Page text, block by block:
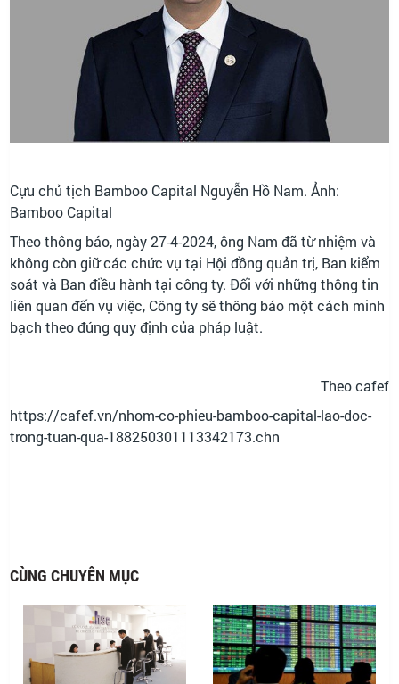
Cựu chủ tịch Bamboo Capital Nguyễn Hồ Nam. Ảnh:
Bamboo Capital
Theo thông báo, ngày 27-4-2024, ông Nam đã từ nhiệm và
không còn giữ các chức vụ tại Hội đồng quản trị, Ban kiểm
soát và Ban điều hành tại công ty. Đối với những thông tin
liên quan đến vụ việc, Công ty sẽ thông báo một cách minh
bạch theo đúng quy định của pháp luật.
Theo cafef
https://cafef.vn/nhom-co-phieu-bamboo-capital-lao-doc-
trong-tuan-qua-188250301113342173.chn
CÙNG CHUYÊN MỤC